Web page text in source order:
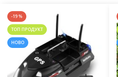
-19 %
ТОП ПРОДУКТ
НОВО